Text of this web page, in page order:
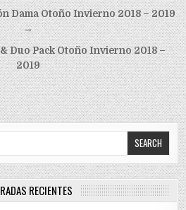
Dama Otoño Invierno 2018 – 2019
→
Duo Pack Otoño Invierno 2018 –
2019
RECIENTES